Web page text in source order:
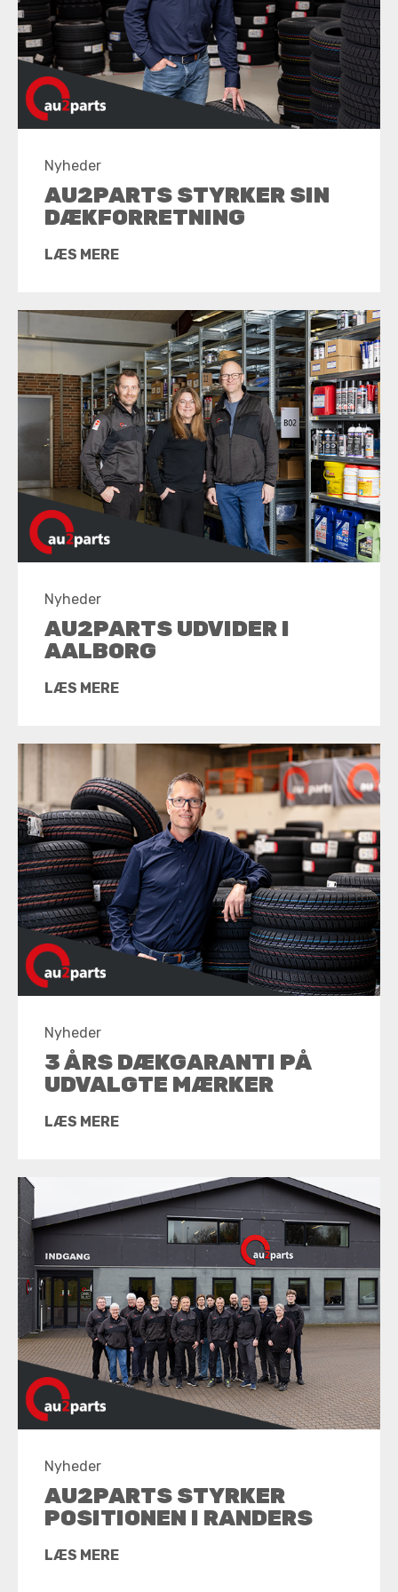
Nyheder
AU2PARTS STYRKER SIN
DÆKFORRETNING
LÆS MERE
Nyheder
AU2PARTS UDVIDER I
AALBORG
LÆS MERE
Nyheder
3 ÅRS DÆKGARANTI PÅ
UDVALGTE MÆRKER
LÆS MERE
Nyheder
AU2PARTS STYRKER
POSITIONEN I RANDERS
LÆS MERE